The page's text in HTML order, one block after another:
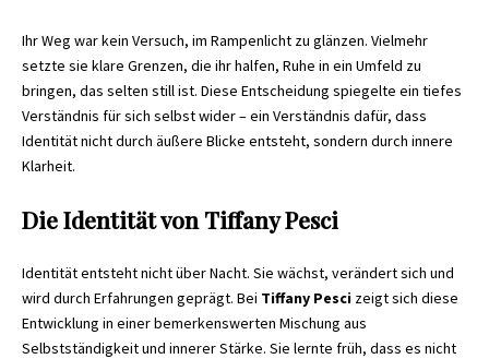
Ihr Weg war kein Versuch, im Rampenlicht zu glänzen. Vielmehr
setzte sie klare Grenzen, die ihr halfen, Ruhe in ein Umfeld zu
bringen, das selten still ist. Diese Entscheidung spiegelte ein tiefes
Verständnis für sich selbst wider – ein Verständnis dafür, dass
Identität nicht durch äußere Blicke entsteht, sondern durch innere
Klarheit.
Die Identität von Tiffany Pesci
Identität entsteht nicht über Nacht. Sie wächst, verändert sich und
wird durch Erfahrungen geprägt. Bei Tiffany Pesci zeigt sich diese
Entwicklung in einer bemerkenswerten Mischung aus
Selbstständigkeit und innerer Stärke. Sie lernte früh, dass es nicht